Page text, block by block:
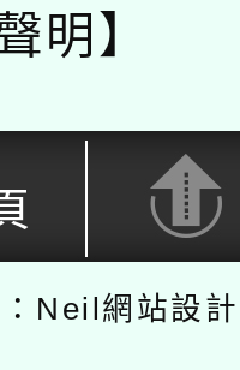
明】
Neil網站設